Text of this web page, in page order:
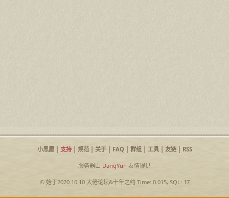
小黑屋| 支持| 规范| 关于| FAQ| 群组| 工具| 友链| RSS
服务器由 DangYun 友情提供
© 始于2020.10.10 大佬论坛&十年之约Time: 0.015, SQL: 17